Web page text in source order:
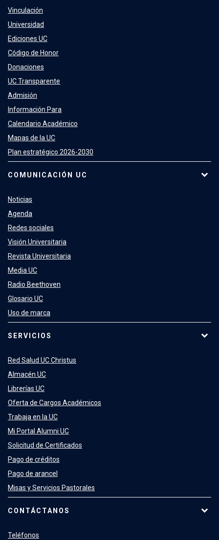
Vinculación
Universidad
Ediciones UC
Código de Honor
Donaciones
UC Transparente
Admisión
Información Para
Calendario Académico
Mapas de la UC
Plan estratégico 2026-2030
COMUNICACIÓN UC
Noticias
Agenda
Redes sociales
Visión Universitaria
Revista Universitaria
Media UC
Radio Beethoven
Glosario UC
Uso de marca
SERVICIOS
Red Salud UC Christus
Almacén UC
Librerías UC
Oferta de Cargos Académicos
Trabaja en la UC
Mi Portal Alumni UC
Solicitud de Certificados
Pago de créditos
Pago de arancel
Misas y Servicios Pastorales
CONTÁCTANOS
Teléfonos